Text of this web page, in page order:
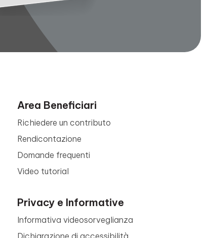
Area Beneficiari
Richiedere un contributo
Rendicontazione
Domande frequenti
Video tutorial
Privacy e Informative
Informativa videosorveglianza
Dichiarazione di accessibilità